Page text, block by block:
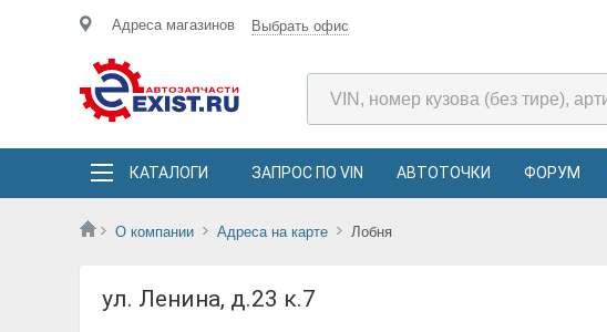
Адреса магазинов Выбрать офис
КАТАЛОГИ ЗАПРОС ПО VIN АВТОТОЧКИ ФОРУМ
О компании Адреса на карте Лобня
ул. Ленина, д.23 к.7